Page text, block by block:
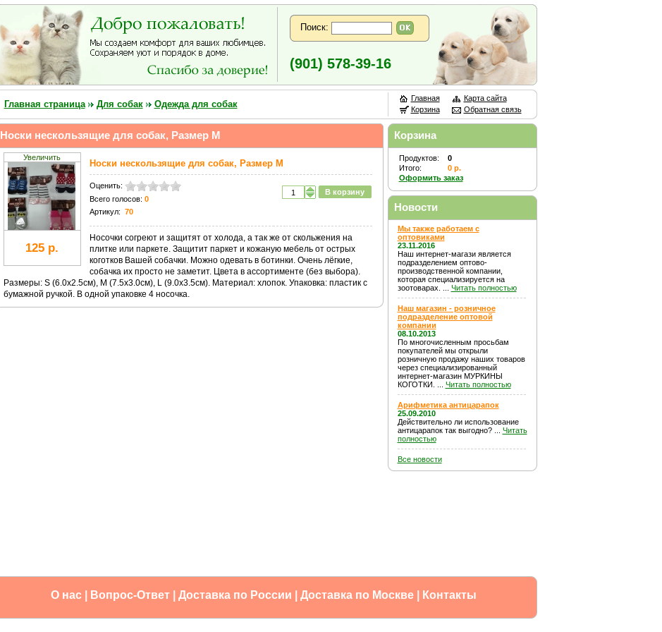
Поиск:
(901) 578-39-16
Главная страница Для собак Одежда для собак
Главная
Корзина
Карта сайта
Обратная связь
Корзина
Продуктов:
0
Итого:
0 р.
Оформить заказ
Новости
Мы также работаем с
оптовиками
23.11.2016
Наш интернет-магази является
подразделением оптово-
производственной компании,
которая специализируется на
зоотоварах. ... Читать полностью
Наш магазин - розничное
подразделение оптовой
компании
08.10.2013
По многочисленным просьбам
покупателей мы открыли
розничную продажу наших товаров
через специализированный
интернет-магазин МУРКИНЫ
КОГОТКИ. ... Читать полностью
Арифметика антицарапок
25.09.2010
Действительно ли использование
антицарапок так выгодно? ... Читать
полностью
Все новости
Носки нескользящие для собак, Размер M
Увеличить
125 р.
Носки нескользящие для собак, Размер M
Оценить:
Всего голосов: 0
Артикул: 70
В корзину
Носочки согреют и защитят от холода, а так же от скольжения на
плитке или паркете. Защитит паркет и кожаную мебель от острых
коготков Вашей собачки. Можно одевать в ботинки. Очень лёгкие,
собачка их просто не заметит. Цвета в ассортименте (без выбора).
Размеры: S (6.0х2.5см), М (7.5х3.0см), L (9.0х3.5см). Материал: хлопок. Упаковка: пластик с
бумажной ручкой. В одной упаковке 4 носочка.
О нас| Вопрос-Ответ| Доставка по России Доставка по Москве| Контакты